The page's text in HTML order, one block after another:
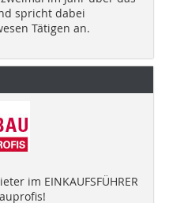
spricht dabei
Tätigen an.
im EINKAUFSFÜHRER